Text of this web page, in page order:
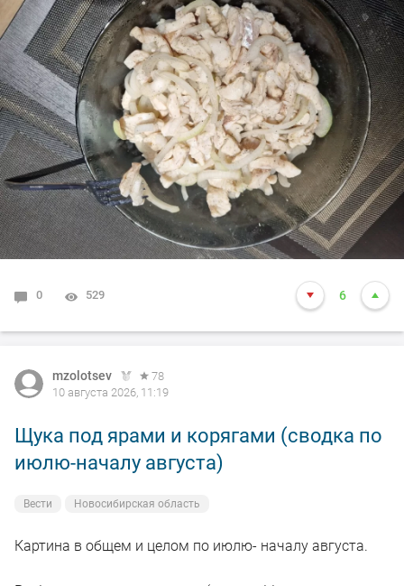
0 529 6
mzolotsev
78
10 августа 2026, 11:19
Щука под ярами и корягами (сводка по
июлю-началу августа)
Вести Новосибирская область
Картина в общем и целом по июлю- началу августа.